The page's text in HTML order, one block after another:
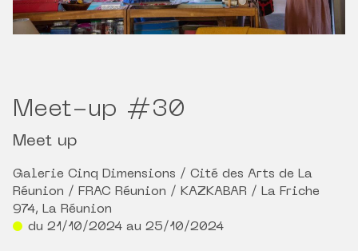
Meet-up #30
Meet up
Galerie Cinq Dimensions / Cité des Arts de La
Réunion / FRAC Réunion / KAZKABAR / La Friche
974, La Réunion
du 21/10/2024 au 25/10/2024